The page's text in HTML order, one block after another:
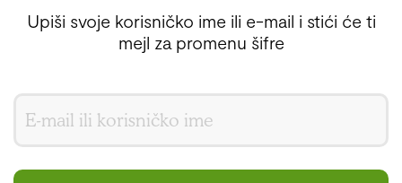
Upiši svoje korisničko ime ili e-mail i stići će ti
mejl za promenu šifre